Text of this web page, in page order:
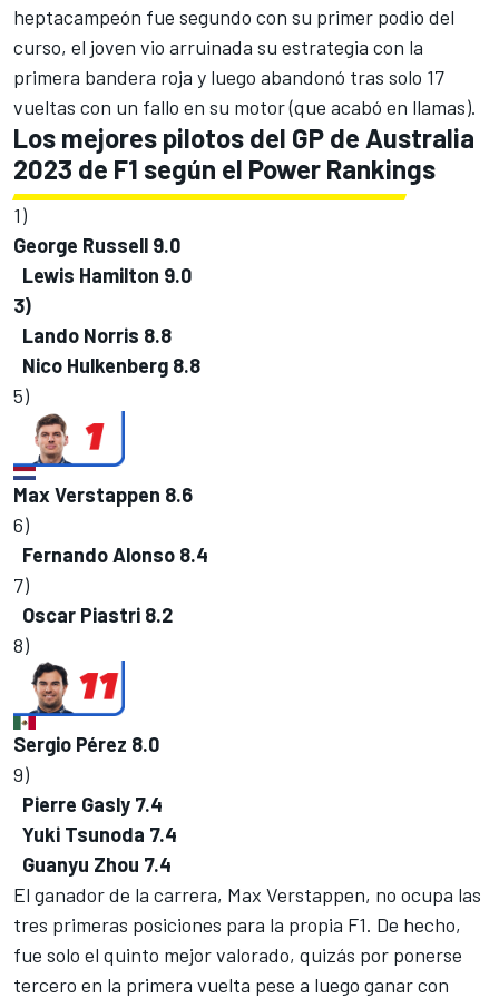
heptacampeón fue segundo con su primer podio del
curso, el joven vio arruinada su estrategia con la
primera bandera roja y luego abandonó tras solo 17
vueltas con un fallo en su motor (que acabó en llamas).
Los mejores pilotos del GP de Australia
2023 de F1 según el Power Rankings
1)
George Russell 9.0
Lewis Hamilton 9.0
3)
Lando Norris 8.8
Nico Hulkenberg 8.8
5)
Max Verstappen 8.6
6)
Fernando Alonso 8.4
7)
Oscar Piastri 8.2
8)
Sergio Pérez 8.0
9)
Pierre Gasly 7.4
Yuki Tsunoda 7.4
Guanyu Zhou 7.4
El ganador de la carrera, Max Verstappen, no ocupa las
tres primeras posiciones para la propia F1. De hecho,
fue solo el quinto mejor valorado, quizás por ponerse
tercero en la primera vuelta pese a luego ganar con